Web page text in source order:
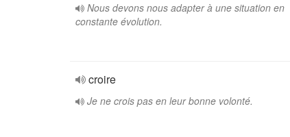
Nous devons nous adapter à une situation en
constante évolution.
croire
Je ne crois pas en leur bonne volonté.